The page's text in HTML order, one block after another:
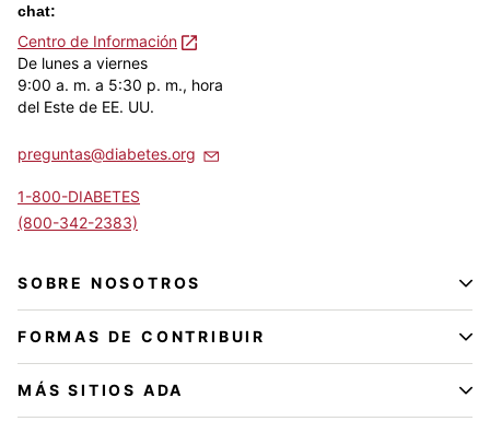
chat:
Centro de Información
De lunes a viernes
9:00 a. m. a 5:30 p. m., hora
del Este de EE. UU.
preguntas@diabetes.org
1-800-DIABETES
(800-342-2383)
SOBRE NOSOTROS
FORMAS DE CONTRIBUIR
MÁS SITIOS ADA